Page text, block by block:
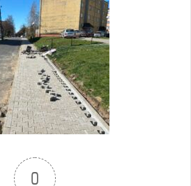
0